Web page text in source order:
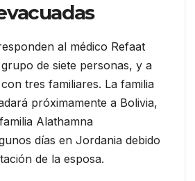
al médico Refaat
de siete personas, y a
tres familiares. La familia
próximamente a Bolivia,
Alathamna
días en Jordania debido
de la esposa.